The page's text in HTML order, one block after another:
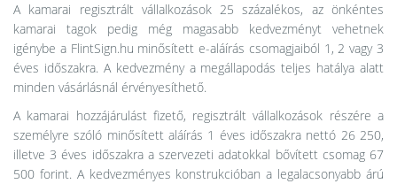
A kamarai regisztrált vállalkozások 25 százalékos, az önkéntes
kamarai tagok pedig még magasabb kedvezményt vehetnek
igénybe a FlintSign.hu minősített e-aláírás csomagjaiból 1, 2 vagy 3
éves időszakra. A kedvezmény a megállapodás teljes hatálya alatt
minden vásárlásnál érvényesíthető.
A kamarai hozzájárulást fizető, regisztrált vállalkozások részére a
személyre szóló minősített aláírás 1 éves időszakra nettó 26 250,
illetve 3 éves időszakra a szervezeti adatokkal bővített csomag 67
500 forint. A kedvezményes konstrukcióban a legalacsonyabb árú